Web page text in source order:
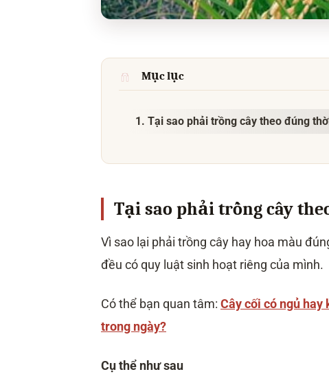
Mục lục
1. Tại sao phải trồng cây theo đúng
Tại sao phải trồng cây
Vì sao lại phải trồng cây hay hoa màu
đều có quy luật sinh hoạt riêng của mình.
Có thể bạn quan tâm: Cây cối có ngủ hay
trong ngày?
Cụ thể như sau